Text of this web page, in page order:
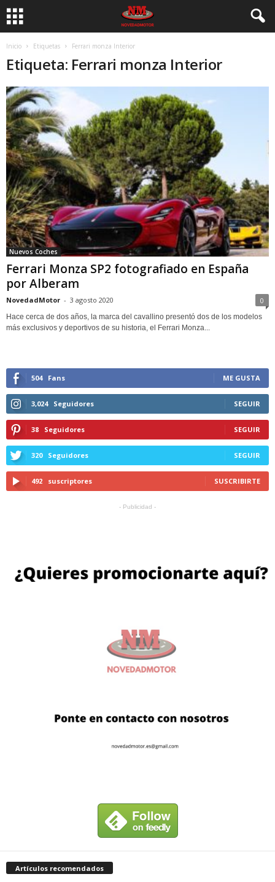
Inicio Etiquetas Ferrari monza Interior
Etiqueta: Ferrari monza Interior
Nuevos Coches
Ferrari Monza SP2 fotografiado en España
por Alberam
NovedadMotor - 3 agosto 2020 0
Hace cerca de dos años, la marca del cavallino presentó dos de los modelos
más exclusivos y deportivos de su historia, el Ferrari Monza...
504 Fans ME GUSTA
3,024 Seguidores SEGUIR
38 Seguidores SEGUIR
320 Seguidores SEGUIR
492 suscriptores SUSCRIBIRTE
- Publicidad -
Artículos recomendados